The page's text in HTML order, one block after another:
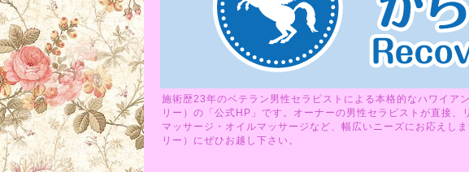
施術歴23年のベテラン男性セラピストによる本格的なハワイ
リー）の「公式HP」です。オーナーの男性セラピストが直接
マッサージ・オイルマッサージなど、幅広いニーズにお応え
リー）にぜひお越し下さい。